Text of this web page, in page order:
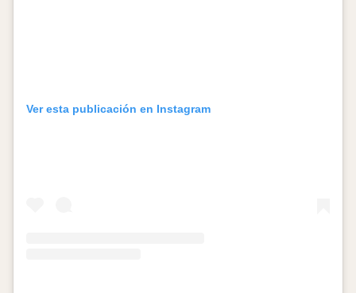
Ver esta publicación en Instagram